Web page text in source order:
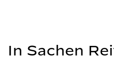
In Sachen